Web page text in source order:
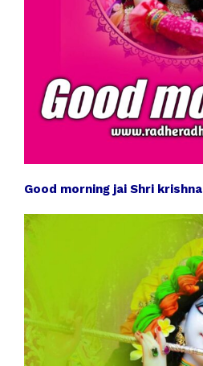
Good morning jai Shri krishna